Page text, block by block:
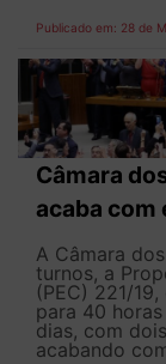
Publicado em: 28 de
Câmara
acaba com
A Câmara
turnos, a
(PEC) 221/
para 40
dias, com
acabando